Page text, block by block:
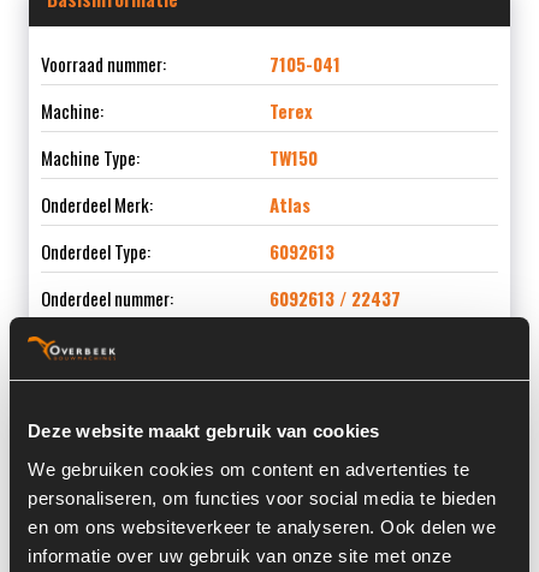
Deze website maakt gebruik van cookies
We gebruiken cookies om content en advertenties te
personaliseren, om functies voor social media te bieden
en om ons websiteverkeer te analyseren. Ook delen we
informatie over uw gebruik van onze site met onze
Voorraad nummer:
7105-041
Machine:
Terex
Machine Type:
TW150
Onderdeel Merk:
Atlas
Onderdeel Type:
6092613
Onderdeel nummer:
6092613 / 22437
Informatie
Locatie:
4A3N
Serienummer:
10444370